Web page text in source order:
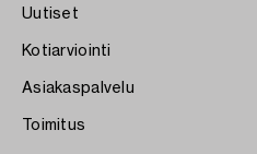
Uutiset
Kotiarviointi
Asiakaspalvelu
Toimitus